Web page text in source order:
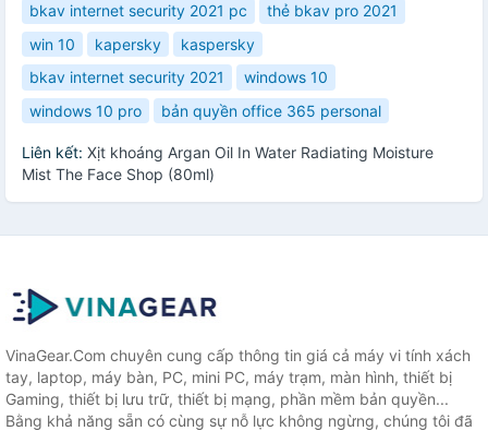
bkav internet security 2021 pc
thẻ bkav pro 2021
win 10
kapersky
kaspersky
bkav internet security 2021
windows 10
windows 10 pro
bản quyền office 365 personal
Liên kết: Xịt khoáng Argan Oil In Water Radiating Moisture
Mist The Face Shop (80ml)
VinaGear.Com chuyên cung cấp thông tin giá cả máy vi tính xách
tay, laptop, máy bàn, PC, mini PC, máy trạm, màn hình, thiết bị
Gaming, thiết bị lưu trữ, thiết bị mạng, phần mềm bản quyền...
Bằng khả năng sẵn có cùng sự nỗ lực không ngừng, chúng tôi đã